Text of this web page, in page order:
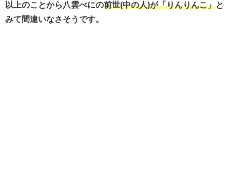
以上のことから八雲べにの前世(中の人)が「りんりんこ」と
みて間違いなさそうです。